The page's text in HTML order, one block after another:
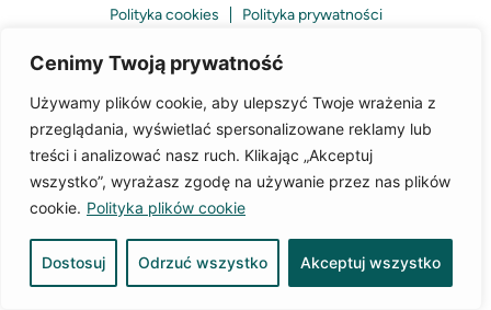
Cenimy Twoją prywatność
Używamy plików cookie, aby ulepszyć Twoje wrażenia z
przeglądania, wyświetlać spersonalizowane reklamy lub
treści i analizować nasz ruch. Klikając „Akceptuj
wszystko”, wyrażasz zgodę na używanie przez nas plików
cookie. Polityka plików cookie
Dostosuj Odrzuć wszystko Akceptuj wszystko
Polityka cookies
Polityka prywatności